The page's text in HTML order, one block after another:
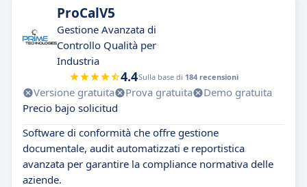
ProCalV5
Gestione Avanzata di
Controllo Qualità per
Industria
4.4Sulla base di 184 recensioni
Versione gratuita Prova gratuita
Demo gratuita
Precio bajo solicitud
Software di conformità che offre gestione
documentale, audit automatizzati e reportistica
avanzata per garantire la compliance normativa delle
aziende.